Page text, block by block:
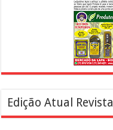
Edição Atual Revista